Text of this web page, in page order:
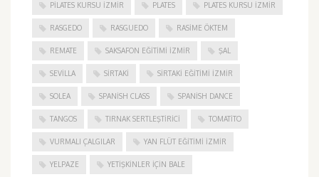
PILATES KURSU İZMIR PLATES PLATES KURSU İZMIR
RASGEDO RASGUEDO RASIME ÖKTEM
REMATE SAKSAFON EĞITIMI İZMIR ŞAL
SEVILLA SIRTAKI SIRTAKI EĞITIMI İZMIR
SOLEA SPANISH CLASS SPANISH DANCE
TANGOS TIRNAK SERTLEŞTIRICI TOMATITO
VURMALI ÇALGILAR YAN FLÜT EĞITIMI İZMIR
YELPAZE YETIŞKINLER IÇIN BALE